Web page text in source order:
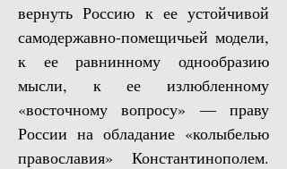
вернуть Россию к ее устойчивой
самодержавно-помещичьей модели,
к ее равнинному однообразию
мысли, к ее излюбленному
«восточному вопросу» ― праву
России на обладание «колыбелью
православия» Константинополем.